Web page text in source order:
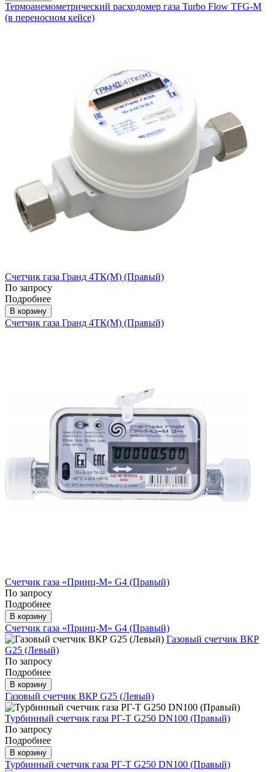
Термоанемометрический расходомер газа Turbo Flow TFG-М
(в переносном кейсе)
Счетчик газа Гранд 4ТК(М) (Правый)
По запросу
Подробнее
В корзину
Счетчик газа Гранд 4ТК(М) (Правый)
Счетчик газа «Принц-М» G4 (Правый)
По запросу
Подробнее
В корзину
Счетчик газа «Принц-М» G4 (Правый)
Газовый счетчик ВКР
G25 (Левый)
По запросу
Подробнее
В корзину
Газовый счетчик ВКР G25 (Левый)
Турбинный счетчик газа РГ-Т G250 DN100 (Правый)
По запросу
Подробнее
В корзину
Турбинный счетчик газа РГ-Т G250 DN100 (Правый)